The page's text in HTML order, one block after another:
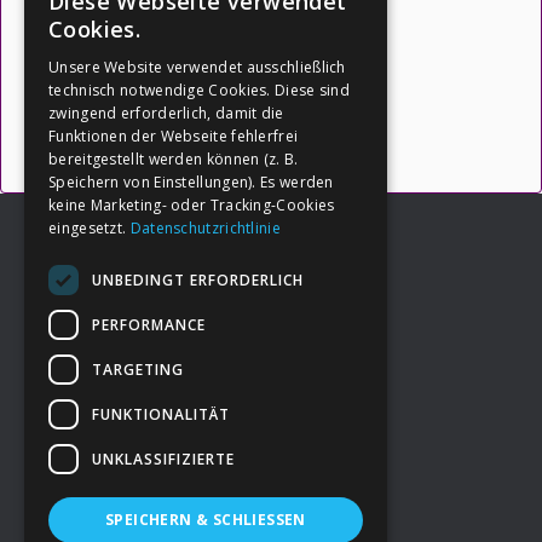
(Quelle: https://botschafter-ik.de)
→ Inhalte öffnen
Footer
→Deine Spende
→Impressum
→Kontakt zum PAO Team
Cookies.
Unsere Website verwendet ausschließlich
technisch notwendige Cookies. Diese sind
zwingend erforderlich, damit die
Funktionen der Webseite fehlerfrei
bereitgestellt werden können (z. B.
Speichern von Einstellungen). Es werden
keine Marketing- oder Tracking-Cookies
eingesetzt. Datenschutzrichtlinie
UNBEDINGT ERFORDERLICH
PERFORMANCE
TARGETING
FUNKTIONALITÄT
UNKLASSIFIZIERTE
SPEICHERN & SCHLIESSEN